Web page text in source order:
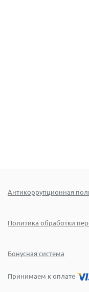
Антикоррупционная
Политика обработки
Бонусная система
Принимаем к оплате